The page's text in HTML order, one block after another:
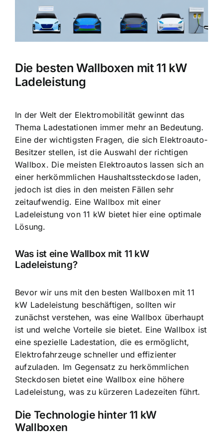
Die besten Wallboxen mit 11 kW
Ladeleistung
In der Welt der Elektromobilität gewinnt das
Thema Ladestationen immer mehr an Bedeutung.
Eine der wichtigsten Fragen, die sich Elektroauto-
Besitzer stellen, ist die Auswahl der richtigen
Wallbox. Die meisten Elektroautos lassen sich an
einer herkömmlichen Haushaltssteckdose laden,
jedoch ist dies in den meisten Fällen sehr
zeitaufwendig. Eine Wallbox mit einer
Ladeleistung von 11 kW bietet hier eine optimale
Lösung.
Was ist eineWallbox mit 11 kW
Ladeleistung?
Bevor wir uns mit den besten Wallboxen mit 11
kW Ladeleistung beschäftigen, sollten wir
zunächst verstehen, was eine Wallbox überhaupt
ist und welche Vorteile sie bietet. Eine Wallbox ist
eine spezielle Ladestation, die es ermöglicht,
Elektrofahrzeuge schneller und effizienter
aufzuladen. Im Gegensatz zu herkömmlichen
Steckdosen bietet eine Wallbox eine höhere
Ladeleistung, was zu kürzeren Ladezeiten führt.
Die Technologie hinter 11 kW
Wallboxen